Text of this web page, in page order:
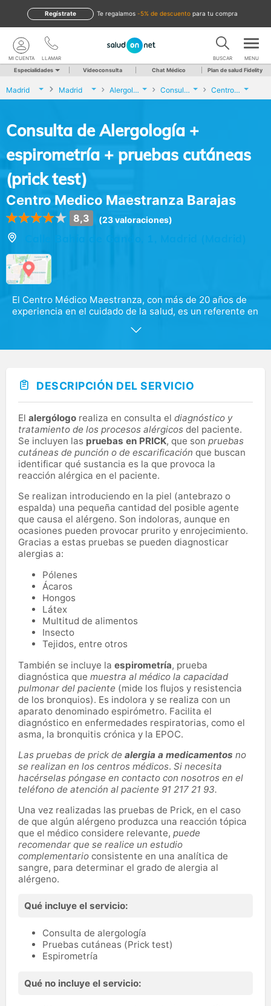
te regalamos -5% de descuento para tu compra
Regístrate
LLAMAR
MI CUENTA BUSCAR MENU
Especialidades Videoconsulta Chat Médico Plan de salud Fidelity
Madrid Madrid Alergología Consulta de Alergología + espirometría + pruebas cutáneas (prick test) Centro Medico Maestranza Barajas
Consulta de Alergología +
espirometría + pruebas cutáneas
(prick test)
Centro Medico Maestranza Barajas
8,3 (23 valoraciones)
El Centro Médico Maestranza, con más de 20 años de
experiencia en el cuidado de la salud, es un referente en
directamente en el centro.
DESCRIPCIÓN DEL SERVICIO
El alergólogo realiza en consulta el diagnóstico y
tratamiento de los procesos alérgicos del paciente.
Se incluyen las pruebas en PRICK, que son pruebas
cutáneas de punción o de escarificación que buscan
identificar qué sustancia es la que provoca la
reacción alérgica en el paciente.
Se realizan introduciendo en la piel (antebrazo o
espalda) una pequeña cantidad del posible agente
que causa el alérgeno. Son indoloras, aunque en
ocasiones pueden provocar prurito y enrojecimiento.
Gracias a estas pruebas se pueden diagnosticar
alergias a:
Pólenes
Ácaros
Hongos
Látex
Multitud de alimentos
Insecto
Tejidos, entre otros
También se incluye la espirometría, prueba
diagnóstica que muestra al médico la capacidad
pulmonar del paciente (mide los flujos y resistencia
de los bronquios). Es indolora y se realiza con un
aparato denominado espirómetro. Facilita el
diagnóstico en enfermedades respiratorias, como el
asma, la bronquitis crónica y la EPOC.
Las pruebas de prick de alergia a medicamentos no
se realizan en los centros médicos. Si necesita
hacérselas póngase en contacto con nosotros en el
teléfono de atención al paciente 91 217 21 93.
Una vez realizadas las pruebas de Prick, en el caso
de que algún alérgeno produzca una reacción tópica
que el médico considere relevante, puede
recomendar que se realice un estudio
complementario consistente en una analítica de
sangre, para determinar el grado de alergia al
alérgeno.
Qué incluye el servicio:
Consulta de alergología
Pruebas cutáneas (Prick test)
Espirometría
Qué no incluye el servicio: